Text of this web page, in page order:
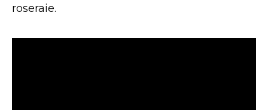
roseraie.